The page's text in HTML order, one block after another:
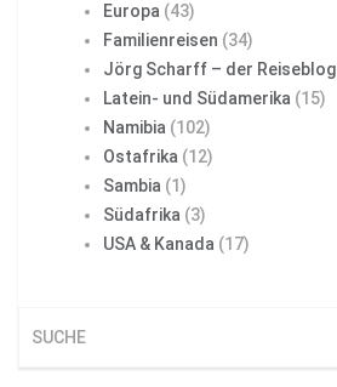
Europa (43)
Familienreisen (34)
Jörg Scharff – der Reiseblog
Latein- und Südamerika (15)
Namibia (102)
Ostafrika (12)
Sambia (1)
Südafrika (3)
USA & Kanada (17)